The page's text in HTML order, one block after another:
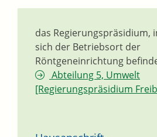
das Regierungspräsidium,
sich der Betriebsort der
Röntgeneinrichtung
Abteilung 5, Umwelt
[Regierungspräsidium